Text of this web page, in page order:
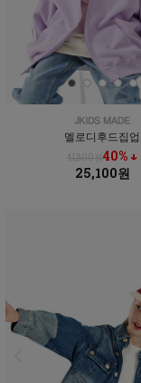
멜로디후드집업
41,800원40% ↓
25,100원